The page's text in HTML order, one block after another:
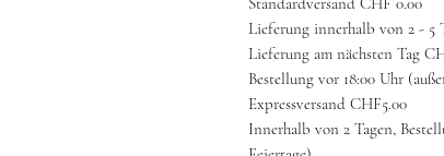
Lieferung innerhalb von 2 - 5
Lieferung am nächsten Tag
Bestellung vor 18:00 Uhr
Expressversand CHF5.00
Innerhalb von 2 Tagen,